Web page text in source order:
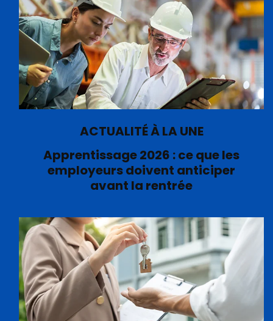
ACTUALITÉ À LA UNE
Apprentissage 2026 : ce que les
employeurs doivent anticiper
avant la rentrée